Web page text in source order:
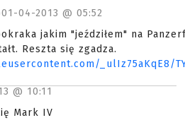
01-04-2013 @ 05:52
jakim "jeździłem" na
Reszta się zgadza.
_ulIz75aKqE8/
@ 10:11
Mark IV